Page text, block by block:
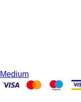
Medium